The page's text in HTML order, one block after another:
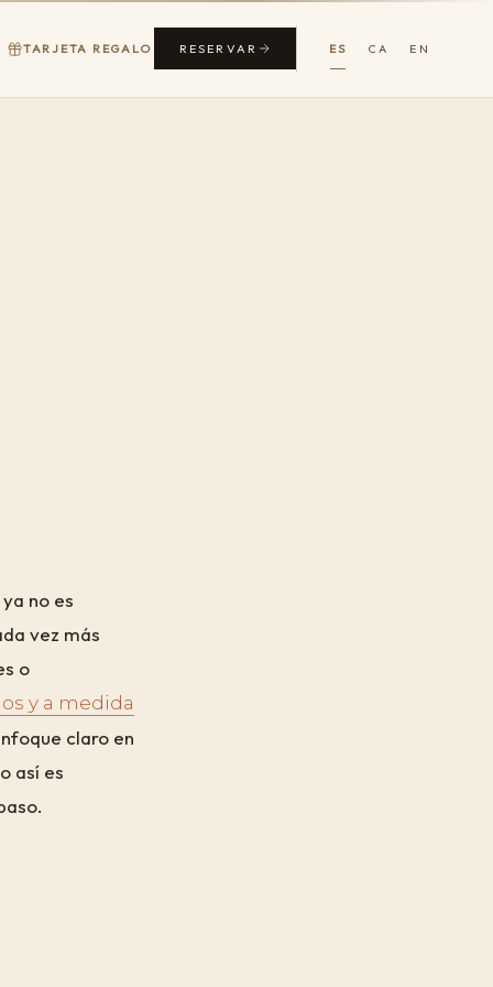
TARJETA REGALO RESERVAR ES · CA · EN
no es
vez más
o
y a medida
claro en
así es